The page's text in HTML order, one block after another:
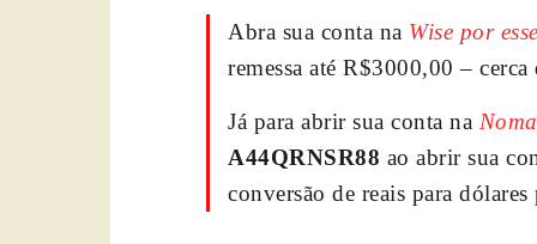
Abra sua conta na Wise por
remessa até R$3000,00 –
Já para abrir sua conta na
A44QRNSR88 ao abrir sua
conversão de reais para